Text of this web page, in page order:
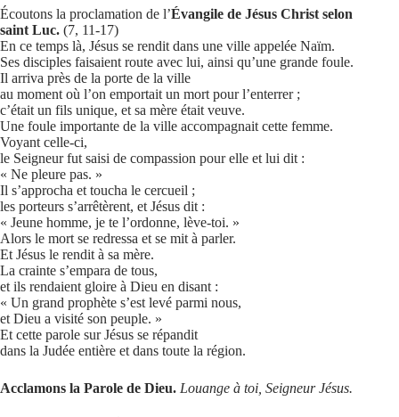
Écoutons la proclamation de l’Évangile de Jésus Christ selon
saint Luc. (7, 11-17)
En ce temps là, Jésus se rendit dans une ville appelée Naïm.
Ses disciples faisaient route avec lui, ainsi qu’une grande foule.
Il arriva près de la porte de la ville
au moment où l’on emportait un mort pour l’enterrer ;
c’était un fils unique, et sa mère était veuve.
Une foule importante de la ville accompagnait cette femme.
Voyant celle-ci,
le Seigneur fut saisi de compassion pour elle et lui dit :
« Ne pleure pas. »
Il s’approcha et toucha le cercueil ;
les porteurs s’arrêtèrent, et Jésus dit :
« Jeune homme, je te l’ordonne, lève-toi. »
Alors le mort se redressa et se mit à parler.
Et Jésus le rendit à sa mère.
La crainte s’empara de tous,
et ils rendaient gloire à Dieu en disant :
« Un grand prophète s’est levé parmi nous,
et Dieu a visité son peuple. »
Et cette parole sur Jésus se répandit
dans la Judée entière et dans toute la région.
Acclamons la Parole de Dieu. Louange à toi, Seigneur Jésus.